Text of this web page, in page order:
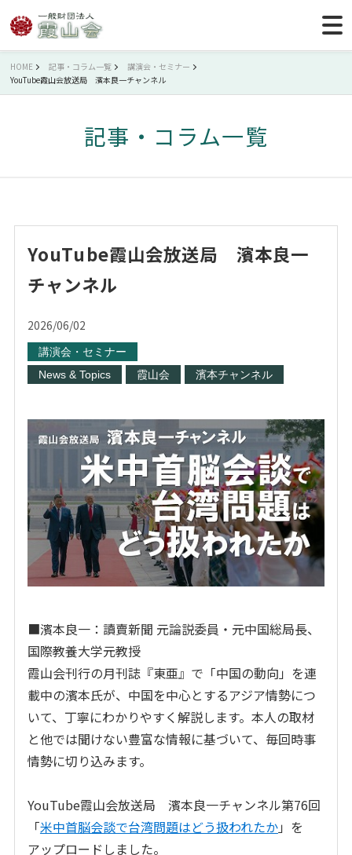
HOME 記事・コラム一覧
講演会・セミナー
YouTube霞山会放送局 濱本良一チャンネル
記事・コラム一覧
YouTube霞山会放送局 濱本良一
チャンネル
2026/06/02
講演会・セミナー
News & Topics
霞山会 濱本チャンネル
■濱本良一：讀賣新聞 元論説委員・元中国総局長、
国際教養大学元教授
霞山会刊行の月刊誌『東亜』で「中国の動向」を連
載中の濱本氏が、中国を中心とするアジア情勢につ
いて、丁寧にわかりやすく解説します。本人の取材
と他では聞けない豊富な情報に基づいて、毎回時事
情勢に切り込みます。
YouTube霞山会放送局 濱本良一チャンネル第76回
「米中首脳会談で台湾問題はどう扱われたか」 を
アップロードしました。